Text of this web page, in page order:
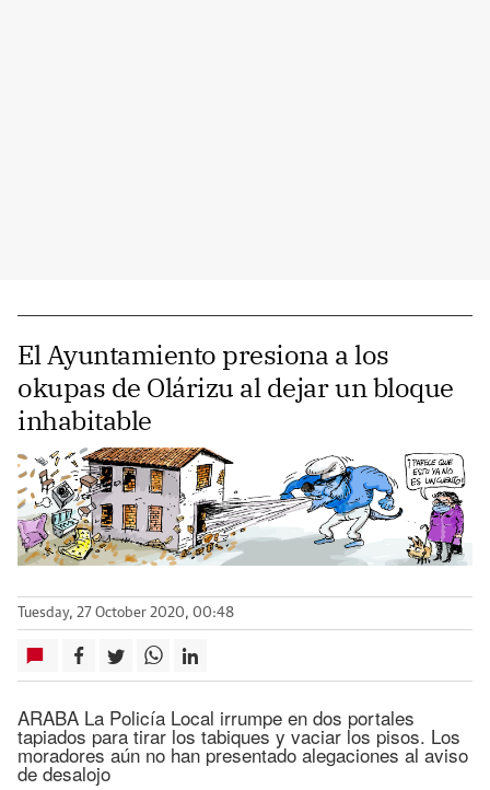
El Ayuntamiento presiona a los
okupas de Olárizu al dejar un bloque
inhabitable
Tuesday, 27 October 2020, 00:48
ARABA La Policía Local irrumpe en dos portales
tapiados para tirar los tabiques y vaciar los pisos. Los
moradores aún no han presentado alegaciones al aviso
de desalojo